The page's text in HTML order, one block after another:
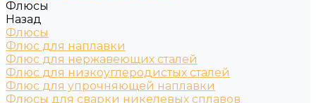
Флюсы
Назад
Флюсы
Флюс для наплавки
Флюс для нержавеющих сталей
Флюс для низкоуглеродистых сталей
Флюс для упрочняющей наплавки
Флюсы для сварки никелевых сплавов